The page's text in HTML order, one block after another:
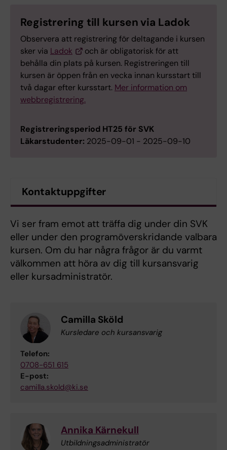
Registrering till kursen via Ladok
Observera att registrering för deltagande i kursen
sker via Ladok
och är obligatorisk för att
behålla din plats på kursen. Registreringen till
kursen är öppen från en vecka innan kursstart till
två dagar efter kursstart. Mer information om
webbregistrering.
Registreringsperiod HT25 för SVK
Läkarstudenter: 2025-09-01 - 2025-09-10
Kontaktuppgifter
Vi ser fram emot att träffa dig under din SVK
eller under den programöverskridande valbara
kursen. Om du har några frågor är du varmt
välkommen att höra av dig till kursansvarig
eller kursadministratör.
Camilla Sköld
Kursledare och kursansvarig
Telefon:
0708-651 615
E-post:
camilla.skold@ki.se
Annika Kärnekull
Utbildningsadministratör